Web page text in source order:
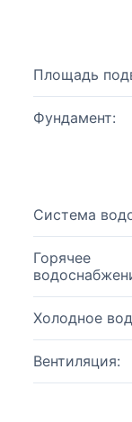
Площадь
Фундамент:
Система
Горячее
Холодное
Вентиляция: